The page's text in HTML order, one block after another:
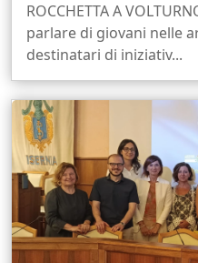
ROCCHETTA A
parlare di giovani nelle
destinatari di iniziativ...